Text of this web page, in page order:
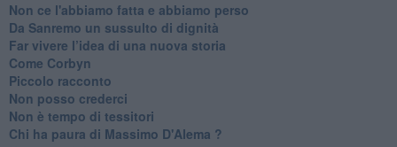
Non ce l'abbiamo fatta e abbiamo perso
​Da Sanremo un sussulto di dignità
Far vivere l’idea di una nuova storia
Come Corbyn
Piccolo racconto
Non posso crederci
Non è tempo di tessitori
Chi ha paura di Massimo D'Alema ?